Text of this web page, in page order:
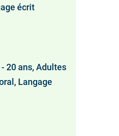
écrit
- 20 ans, Adultes
Langage